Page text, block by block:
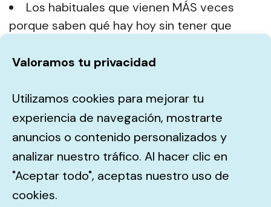
Valoramos tu privacidad
Utilizamos cookies para mejorar tu
experiencia de navegación, mostrarte
anuncios o contenido personalizados y
analizar nuestro tráfico. Al hacer clic en
"Aceptar todo", aceptas nuestro uso de
cookies.
Los habituales que vienen MÁS veces
porque saben qué hay hoy sin tener que
Los nuevos que te prueban y se vuelven
El efecto compuesto: más clientes → más
reseñas → mejor posicionamiento en Google
→ MÁS clientes
El ahorro en tiempo de atender llamadas
de «¿qué hay hoy?»